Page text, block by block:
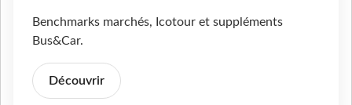
Benchmarks marchés, Icotour et suppléments
Bus&Car.
Découvrir